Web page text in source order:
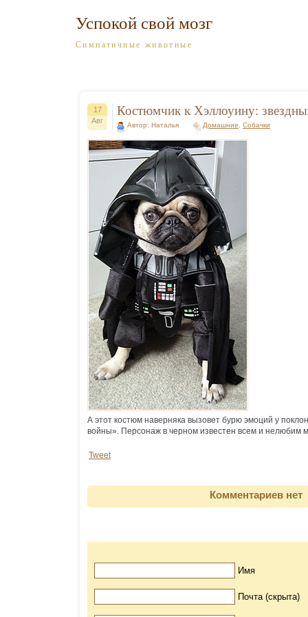
Успокой свой мозг
Симпатичные животные
17
Авг
Костюмчик к Хэллоуину:
Автор: Наталья Домашние Собачки
А этот костюм наверняка вызовет бурю эмоций у
войны». Персонаж в черном известен всем и нелюбим
Tweet
Комментариев нет
Имя
Почта (скрыта)